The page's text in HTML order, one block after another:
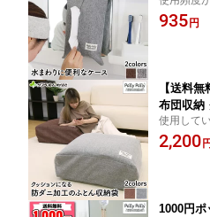
工 布製
たカバー
ます。 ク
935円
【送料
布団収納
アイデア
かけ布団
使用して
ンになる
物衣料の
2,200
1000円